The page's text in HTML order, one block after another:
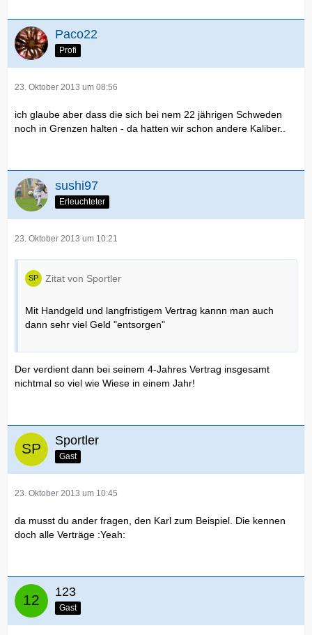
Paco22
Profi
23. Oktober 2013 um 08:56
ich glaube aber dass die sich bei nem 22 jährigen Schweden
noch in Grenzen halten - da hatten wir schon andere Kaliber..
sushi97
Erleuchteter
23. Oktober 2013 um 10:21
Zitat von Sportler
Mit Handgeld und langfristigem Vertrag kannn man auch
dann sehr viel Geld "entsorgen"
Der verdient dann bei seinem 4-Jahres Vertrag insgesamt
nichtmal so viel wie Wiese in einem Jahr!
Sportler
Gast
23. Oktober 2013 um 10:45
da musst du ander fragen, den Karl zum Beispiel. Die kennen
doch alle Verträge :Yeah:
123
Gast